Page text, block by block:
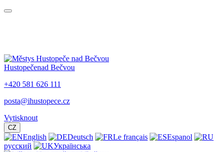
Hustopečenad Bečvou
+420 581 626 111
posta@ihustopece.cz
Vytisknout
CZ
English Deutsch Le français
Espanol
русский
Українська